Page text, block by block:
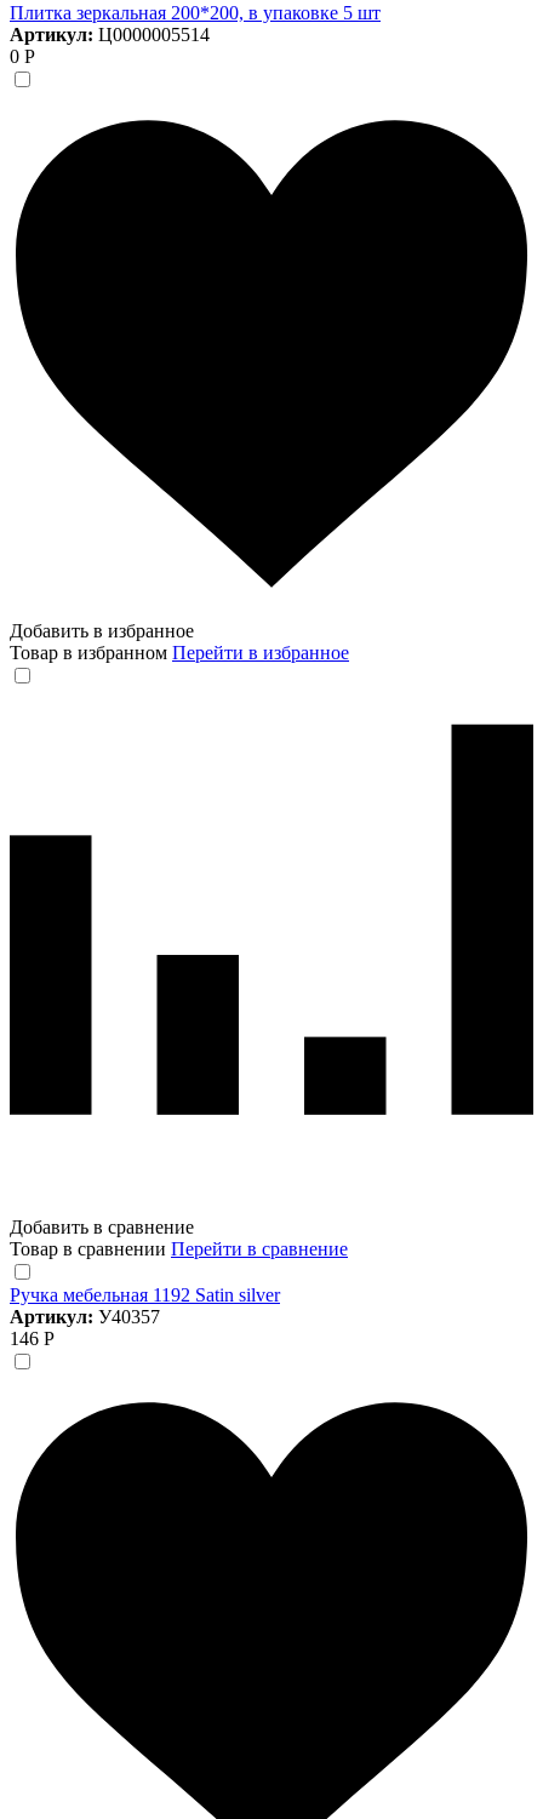
Плитка зеркальная 200*200, в упаковке 5 шт
Артикул: Ц0000005514
0 Р
Добавить в избранное
Товар в избранном Перейти в избранное
Добавить в сравнение
Товар в сравнении Перейти в сравнение
Ручка мебельная 1192 Satin silver
Артикул: У40357
146 Р